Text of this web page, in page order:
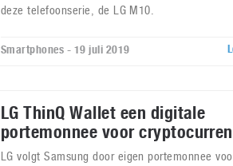
deze telefoonserie, de LG M10.
Smartphones - 19 juli 2019
LG ThinQ Wallet een digitale
portemonnee voor
LG volgt Samsung door eigen portemonnee